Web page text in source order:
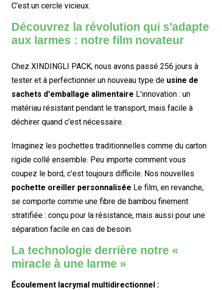
C'est un cercle vicieux.
Découvrez la révolution qui s'adapte
aux larmes : notre film novateur
Chez XINDINGLI PACK, nous avons passé 256 jours à
tester et à perfectionner un nouveau type de usine de
sachets d'emballage alimentaire L'innovation : un
matériau résistant pendant le transport, mais facile à
déchirer quand c'est nécessaire.
Imaginez les pochettes traditionnelles comme du carton
rigide collé ensemble. Peu importe comment vous
coupez le bord, c'est toujours difficile. Nos nouvelles
pochette oreiller personnalisée Le film, en revanche,
se comporte comme une fibre de bambou finement
stratifiée : conçu pour la résistance, mais aussi pour une
séparation facile en cas de besoin.
La technologie derrière notre «
miracle à une larme »
Écoulement lacrymal multidirectionnel :